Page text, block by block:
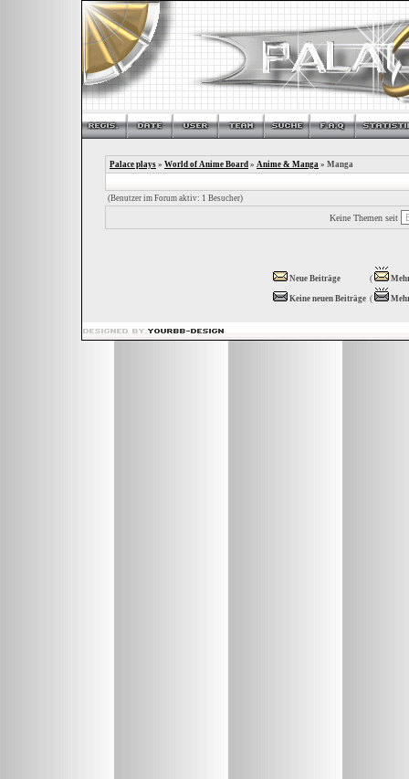
Palace plays » World of Anime Board » Anime & Manga » Manga
(Benutzer im Forum aktiv: 1 Besucher)
Keine Themen seit
Neue Beiträge (
Keine neuen Beiträge (